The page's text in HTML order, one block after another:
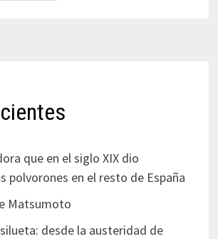
que en el siglo XIX dio
polvorones en el resto de España
Matsumoto
desde la austeridad de